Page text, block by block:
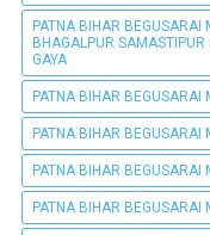
PATNA BIHAR BEGUSARAI
BHAGALPUR
GAYA
PATNA BIHAR BEGUSARAI
PATNA BIHAR
PATNA BIHAR BEGUSARAI
PATNA BIHAR BEGUSARAI